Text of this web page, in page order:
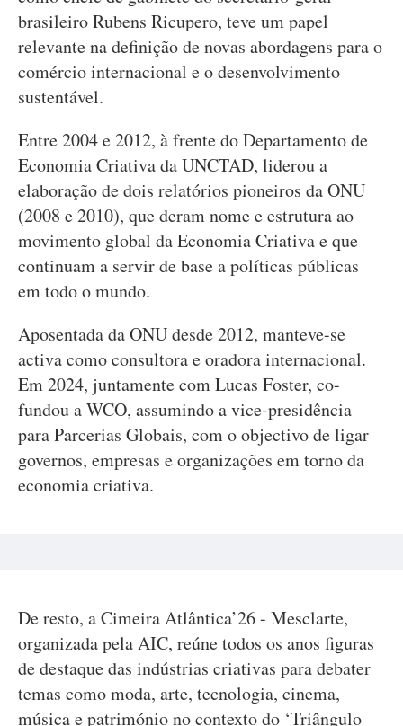
brasileiro Rubens Ricupero, teve um papel
relevante na definição de novas abordagens para o
comércio internacional e o desenvolvimento
sustentável.
Entre 2004 e 2012, à frente do Departamento de
Economia Criativa da UNCTAD, liderou a
elaboração de dois relatórios pioneiros da ONU
(2008 e 2010), que deram nome e estrutura ao
movimento global da Economia Criativa e que
continuam a servir de base a políticas públicas
em todo o mundo.
Aposentada da ONU desde 2012, manteve-se
activa como consultora e oradora internacional.
Em 2024, juntamente com Lucas Foster, co-
fundou a WCO, assumindo a vice-presidência
para Parcerias Globais, com o objectivo de ligar
governos, empresas e organizações em torno da
economia criativa.
De resto, a Cimeira Atlântica’26 - Mesclarte,
organizada pela AIC, reúne todos os anos figuras
de destaque das indústrias criativas para debater
temas como moda, arte, tecnologia, cinema,
música e património no contexto do ‘Triângulo